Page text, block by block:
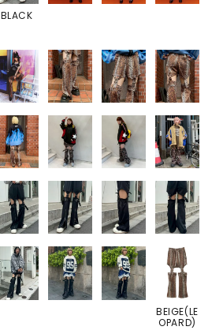
BLACK
BEIGE(LE
OPARD)